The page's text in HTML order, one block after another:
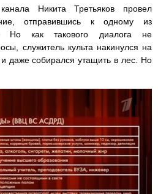
Никита Третьяков провел
отправившись к одному из
Но как такового диалога не
служитель культа накинулся на
даже собирался утащить в лес. Но